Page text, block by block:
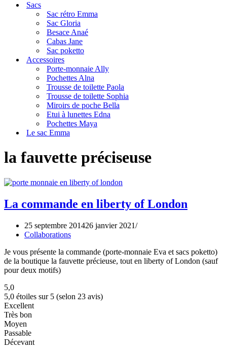
navigation
Sacs
Sac rétro Emma
Sac Gloria
Besace Anaé
Cabas Jane
Sac poketto
Accessoires
Porte-monnaie Ally
Pochettes Alna
Trousse de toilette Paola
Trousse de toilette Sophia
Miroirs de poche Bella
Etui à lunettes Edna
Pochettes Maya
Le sac Emma
la fauvette préciseuse
La commande en liberty of London
25 septembre 201426 janvier 2021
Collaborations
Je vous présente la commande (porte-monnaie Eva et sacs poketto)
de la boutique la fauvette précieuse, tout en liberty of London (sauf
pour deux motifs)
5,0
5,0 étoiles sur 5 (selon 23 avis)
Excellent
Très bon
Moyen
Passable
Décevant